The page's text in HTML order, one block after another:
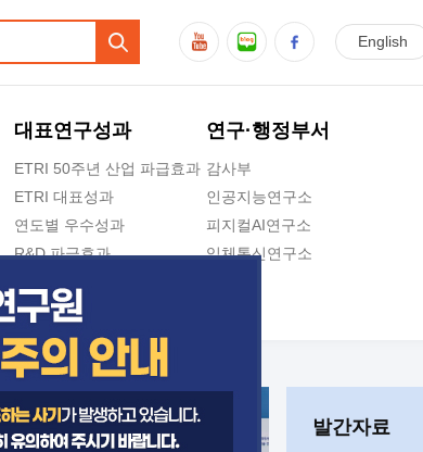
대표연구성과
ETRI 50주년 산업 파급효과
ETRI 대표성과
연도별 우수성과
R&D 파급효과
지식공유플랫폼
연구·행정부서
감사부
인공지능연구소
피지컬AI연구소
입체통신연구소
인공지능안전연구소
우주항공반도체전략연구단
대경권연구본부
English
발간자료